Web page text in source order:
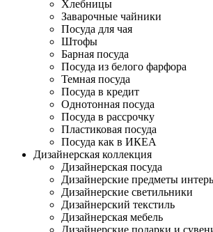
Хлебницы
Заварочные чайники
Посуда для чая
Штофы
Барная посуда
Посуда из белого фарфора
Темная посуда
Посуда в кредит
Однотонная посуда
Посуда в рассрочку
Пластиковая посуда
Посуда как в ИКЕА
Дизайнерская коллекция
Дизайнерская посуда
Дизайнерские предметы
Дизайнерские светильники
Дизайнерский текстиль
Дизайнерская мебель
Дизайнерские подарки и